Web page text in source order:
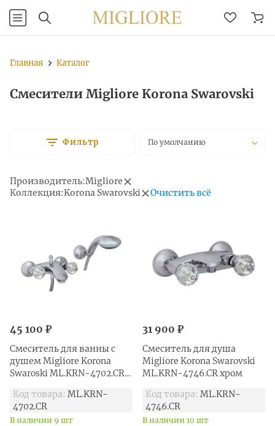
Главная Каталог
Смесители Migliore Korona Swarovski
Фильтр По умолчанию
Производитель:Migliore
Коллекция:Korona Swarovski Очистить всё
45 100 ₽
Смеситель для ванны с
душем Migliore Korona
Swaroski ML.KRN-4702.CR
Код товара: ML.KRN-
4702.CR
В наличии 9 шт
31 900 ₽
Смеситель для душа
Migliore Korona Swarovski
ML.KRN-4746.CR хром
Код товара: ML.KRN-
4746.CR
В наличии 10 шт